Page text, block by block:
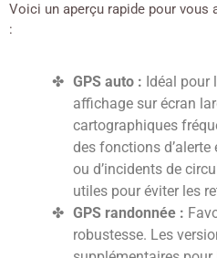
Voici un aperçu rapide pour vous
:
GPS auto : Idéal pour
affichage sur écran
cartographiques
des fonctions
ou d’incidents de
utiles pour éviter les
GPS randonnée :
robustesse. Les